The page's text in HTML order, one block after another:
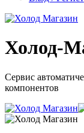
Холод-
Сервис
компонентов